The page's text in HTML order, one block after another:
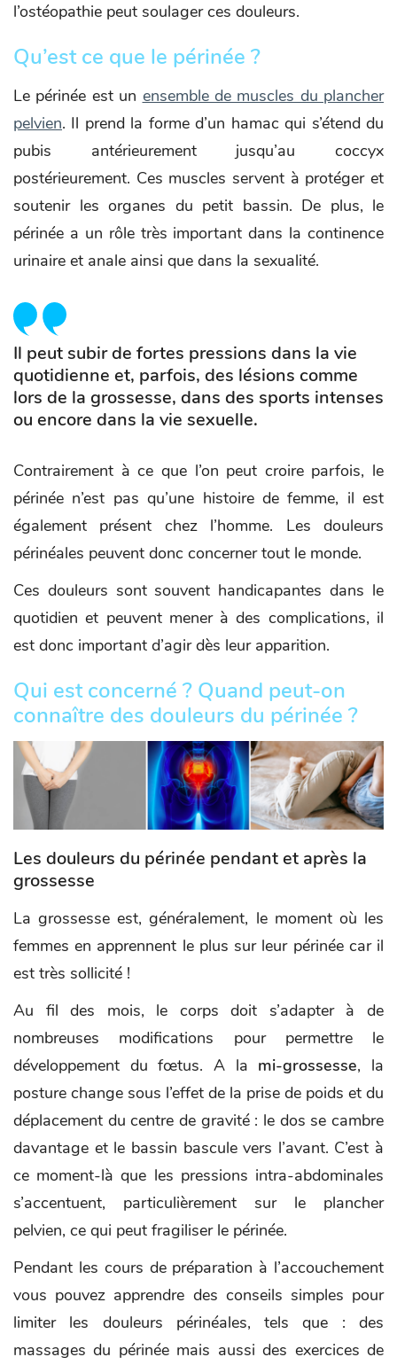
l’ostéopathie peut soulager ces douleurs.
Qu’est ce que le périnée ?
Le périnée est un ensemble de muscles du plancher
pelvien. Il prend la forme d’un hamac qui s’étend du
pubis antérieurement jusqu’au coccyx
postérieurement. Ces muscles servent à protéger et
soutenir les organes du petit bassin. De plus, le
périnée a un rôle très important dans la continence
urinaire et anale ainsi que dans la sexualité.
Il peut subir de fortes pressions dans la vie
quotidienne et, parfois, des lésions comme
lors de la grossesse, dans des sports intenses
ou encore dans la vie sexuelle.
Contrairement à ce que l’on peut croire parfois, le
périnée n’est pas qu’une histoire de femme, il est
également présent chez l’homme. Les douleurs
périnéales peuvent donc concerner tout le monde.
Ces douleurs sont souvent handicapantes dans le
quotidien et peuvent mener à des complications, il
est donc important d’agir dès leur apparition.
Qui est concerné ? Quand peut-on
connaître des douleurs du périnée ?
Les douleurs du périnée pendant et après la
grossesse
La grossesse est, généralement, le moment où les
femmes en apprennent le plus sur leur périnée car il
est très sollicité !
Au fil des mois, le corps doit s’adapter à de
nombreuses modifications pour permettre le
développement du fœtus. A la mi-grossesse, la
posture change sous l’effet de la prise de poids et du
déplacement du centre de gravité : le dos se cambre
davantage et le bassin bascule vers l’avant. C’est à
ce moment-là que les pressions intra-abdominales
s’accentuent, particulièrement sur le plancher
pelvien, ce qui peut fragiliser le périnée.
Pendant les cours de préparation à l’accouchement
vous pouvez apprendre des conseils simples pour
limiter les douleurs périnéales, tels que : des
massages du périnée mais aussi des exercices de